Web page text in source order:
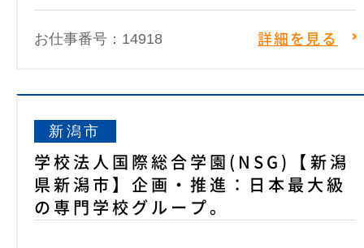
お仕事番号：14918 詳細を見る
新潟市
学校法人国際総合学園(NSG)【新潟
県新潟市】企画・推進：日本最大級
の専門学校グループ。